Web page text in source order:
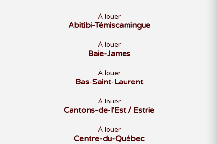
À louer
Abitibi-Témiscamingue
À louer
Baie-James
À louer
Bas-Saint-Laurent
À louer
Cantons-de-l'Est / Estrie
À louer
Centre-du-Québec